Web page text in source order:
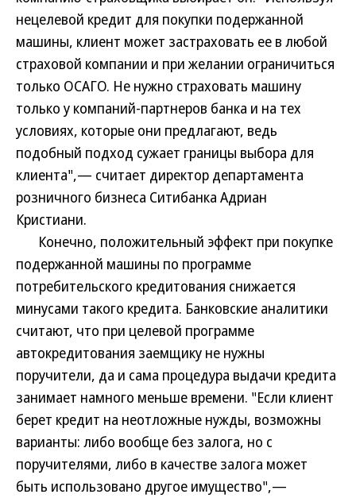
нецелевой кредит для покупки подержанной
машины, клиент может застраховать ее в любой
страховой компании и при желании ограничиться
только ОСАГО. Не нужно страховать машину
только у компаний-партнеров банка и на тех
условиях, которые они предлагают, ведь
подобный подход сужает границы выбора для
клиента",— считает директор департамента
розничного бизнеса Ситибанка Адриан
Кристиани.
Конечно, положительный эффект при покупке
подержанной машины по программе
потребительского кредитования снижается
минусами такого кредита. Банковские аналитики
считают, что при целевой программе
автокредитования заемщику не нужны
поручители, да и сама процедура выдачи кредита
занимает намного меньше времени. "Если клиент
берет кредит на неотложные нужды, возможны
варианты: либо вообще без залога, но с
поручителями, либо в качестве залога может
быть использовано другое имущество",—